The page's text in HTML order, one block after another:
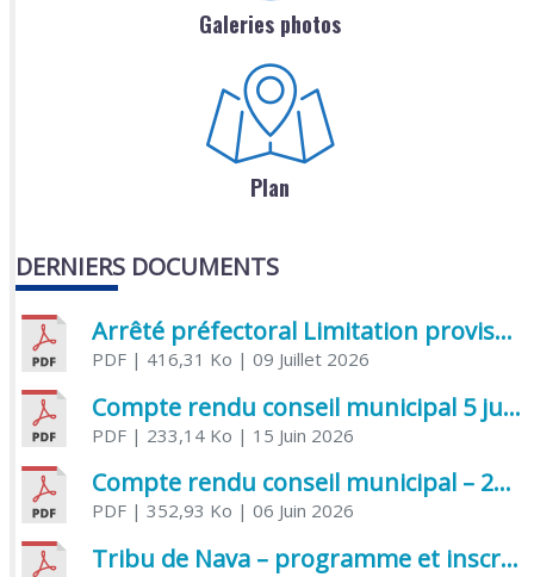
Galeries photos
Plan
DERNIERS DOCUMENTS
Arrêté préfectoral Limitation provisoire des usages de l’eau
PDF| 416,31 Ko | 09 Juillet 2026
Compte rendu conseil municipal 5 juin 2026 sénatoriale
PDF| 233,14 Ko | 15 Juin 2026
Compte rendu conseil municipal – 21 avril 2026
PDF| 352,93 Ko | 06 Juin 2026
Tribu de Nava – programme et inscriptions été 2026